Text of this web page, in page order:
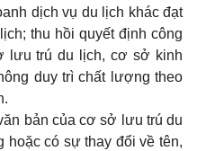
dịch vụ du lịch khác đạt
thu hồi quyết định công
lưu trú du lịch, cơ sở kinh
duy trì chất lượng theo
bản của cơ sở lưu trú du
hoặc có sự thay đổi về tên,